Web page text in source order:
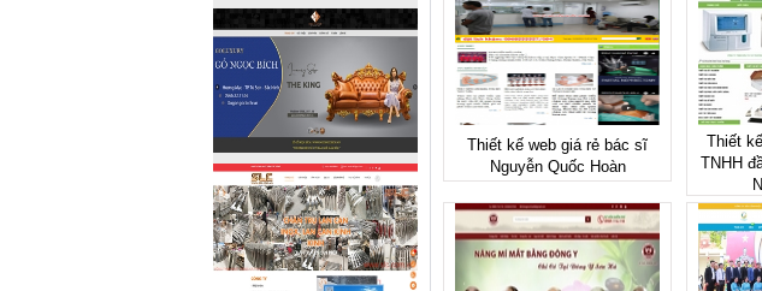
Thiết kế web giá rẻ bác sĩ
Nguyễn Quốc Hoàn
Thiết
TNHH